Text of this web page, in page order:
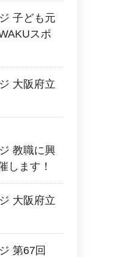
子ども元
スポ
大阪府立
教職に興
します！
大阪府立
第67回